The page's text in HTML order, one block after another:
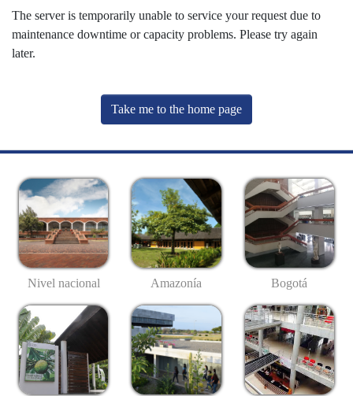
The server is temporarily unable to service your request due to
maintenance downtime or capacity problems. Please try again
later.
Take me to the home page
Nivel nacional Amazonía Bogotá